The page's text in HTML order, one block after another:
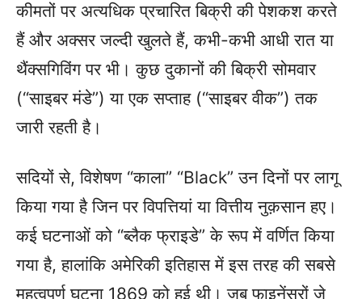
कीमतों पर अत्यधिक प्रचारित बिक्री की पेशकश करते
हैं और अक्सर जल्दी खुलते हैं, कभी-कभी आधी रात या
थैंक्सगिविंग पर भी। कुछ दुकानों की बिक्री सोमवार
(“साइबर मंडे”) या एक सप्ताह (“साइबर वीक”) तक
जारी रहती है।
सदियों से, विशेषण “काला” “Black” उन दिनों पर लागू
किया गया है जिन पर विपत्तियां या वित्तीय नुक़सान हए।
कई घटनाओं को “ब्लैक फ्राइडे” के रूप में वर्णित किया
गया है, हालांकि अमेरिकी इतिहास में इस तरह की सबसे
महत्वपूर्ण घटना 1869 को हुई थी। जब फाइनेंसरों जे